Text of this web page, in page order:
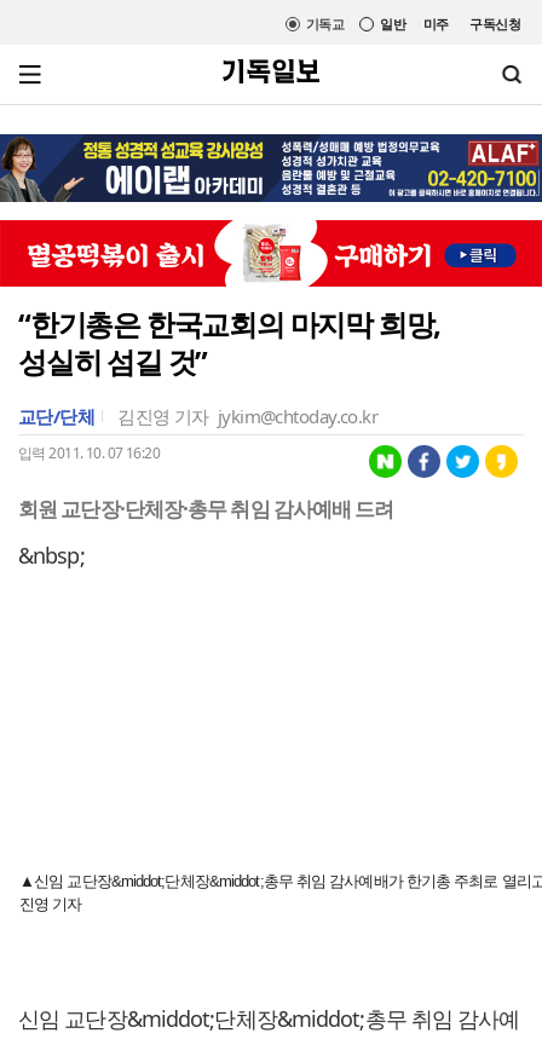
미주 구독신청
일반
기독교
“한기총은 한국교회의 마지막 희망,
성실히 섬길 것”
교단/단체 김진영 기자 jykim@chtoday.co.kr
입력 2011. 10. 07 16:20
회원 교단장·단체장·총무 취임 감사예배 드려
&nbsp;
▲신임 교단장&middot;단체장&middot;총무 취임 감사예배가 한기총 주최로 열리
진영 기자
신임 교단장&middot;단체장&middot;총무 취임 감사예